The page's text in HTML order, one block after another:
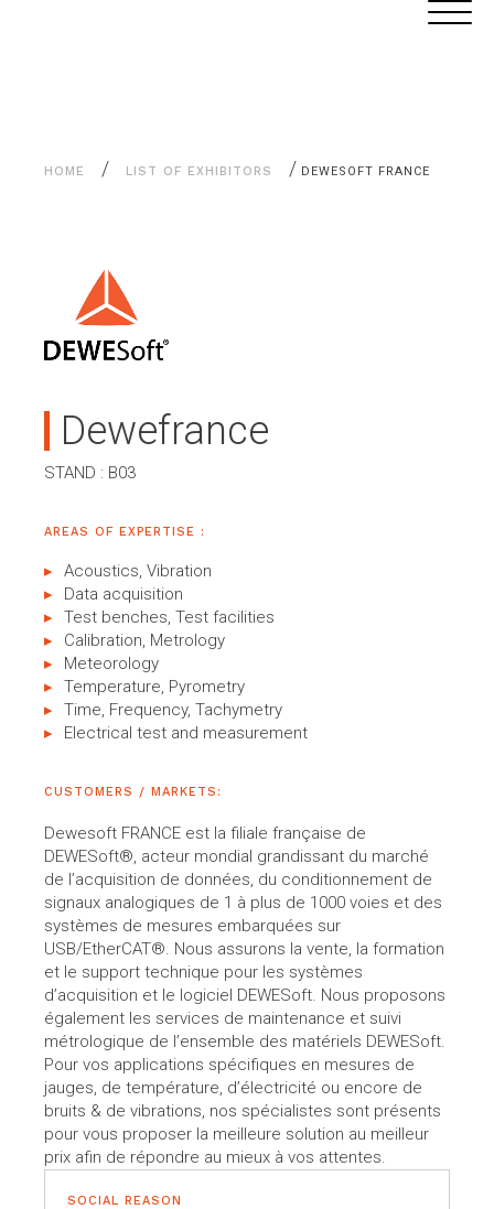
HOME / LIST OF EXHIBITORS / DEWESOFT FRANCE
Dewefrance
STAND : B03
AREAS OF EXPERTISE :
Acoustics, Vibration
Data acquisition
Test benches, Test facilities
Calibration, Metrology
Meteorology
Temperature, Pyrometry
Time, Frequency, Tachymetry
Electrical test and measurement
CUSTOMERS / MARKETS:
Dewesoft FRANCE est la filiale française de
DEWESoft®, acteur mondial grandissant du marché
de l’acquisition de données, du conditionnement de
signaux analogiques de 1 à plus de 1000 voies et des
systèmes de mesures embarquées sur
USB/EtherCAT®. Nous assurons la vente, la formation
et le support technique pour les systèmes
d’acquisition et le logiciel DEWESoft. Nous proposons
également les services de maintenance et suivi
métrologique de l’ensemble des matériels DEWESoft.
Pour vos applications spécifiques en mesures de
jauges, de température, d’électricité ou encore de
bruits & de vibrations, nos spécialistes sont présents
pour vous proposer la meilleure solution au meilleur
prix afin de répondre au mieux à vos attentes.
SOCIAL REASON